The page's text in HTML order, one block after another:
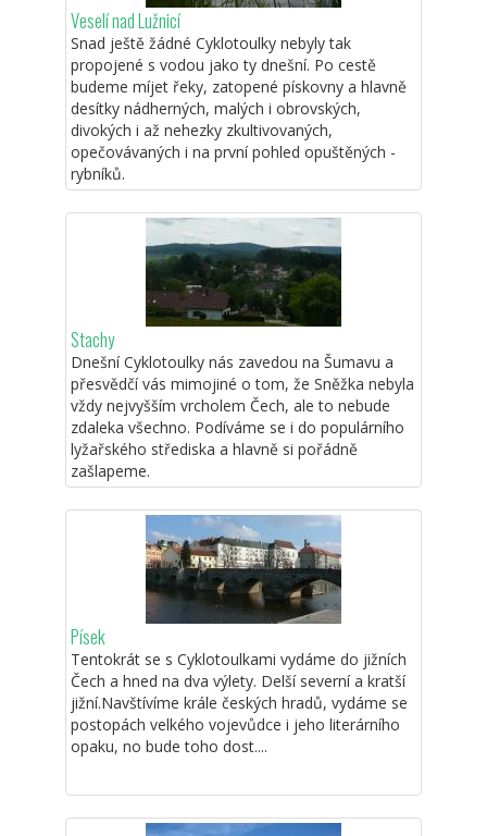
Veselí nad Lužnicí
Snad ještě žádné Cyklotoulky nebyly tak
propojené s vodou jako ty dnešní. Po cestě
budeme míjet řeky, zatopené pískovny a hlavně
desítky nádherných, malých i obrovských,
divokých i až nehezky zkultivovaných,
opečovávaných i na první pohled opuštěných -
rybníků.
Stachy
Dnešní Cyklotoulky nás zavedou na Šumavu a
přesvědčí vás mimojiné o tom, že Sněžka nebyla
vždy nejvyšším vrcholem Čech, ale to nebude
zdaleka všechno. Podíváme se i do populárního
lyžařského střediska a hlavně si pořádně
zašlapeme.
Písek
Tentokrát se s Cyklotoulkami vydáme do jižních
Čech a hned na dva výlety. Delší severní a kratší
jižní.Navštívíme krále českých hradů, vydáme se
postopách velkého vojevůdce i jeho literárního
opaku, no bude toho dost....